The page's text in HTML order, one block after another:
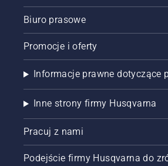
Biuro prasowe
Promocje i oferty
Informacje prawne dotyczące
Inne strony firmy Husqvarna
Pracuj z nami
Podejście firmy Husqvarna do